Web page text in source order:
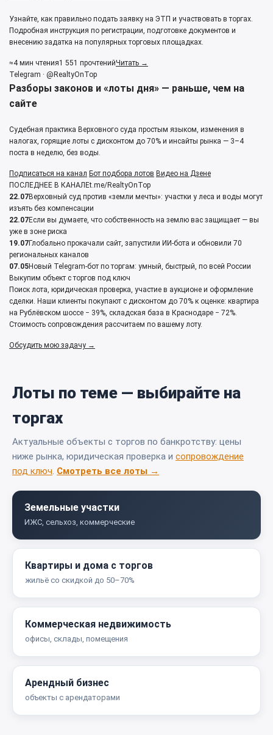
Узнайте, как правильно подать заявку на ЭТП и участвовать в торгах.
Подробная инструкция по регистрации, подготовке документов и
внесению задатка на популярных торговых площадках.
≈4 мин чтения1 551 прочтенийЧитать →
Telegram · @RealtyOnTop
Разборы законов и «лоты дня» — раньше, чем на
сайте
Судебная практика Верховного суда простым языком, изменения в
налогах, горящие лоты с дисконтом до 70% и инсайты рынка — 3–4
поста в неделю, без воды.
Подписаться на канал Бот подбора лотов Видео на Дзене
ПОСЛЕДНЕЕ В КАНАЛЕt.me/RealtyOnTop
22.07Верховный суд против «земли мечты»: участки у леса и воды могут
изъять без компенсации
22.07Если вы думаете, что собственность на землю вас защищает — вы
уже в зоне риска
19.07Глобально прокачали сайт, запустили ИИ‑бота и обновили 70
региональных каналов
07.05Новый Telegram‑бот по торгам: умный, быстрый, по всей России
Выкупим объект с торгов под ключ
Поиск лота, юридическая проверка, участие в аукционе и оформление
сделки. Наши клиенты покупают с дисконтом до 70% к оценке: квартира
на Рублёвском шоссе − 39%, складская база в Краснодаре − 72%.
Стоимость сопровождения рассчитаем по вашему лоту.
Обсудить мою задачу →
Лоты по теме — выбирайте на
торгах
Актуальные объекты с торгов по банкротству: цены
ниже рынка, юридическая проверка и сопровождение
под ключ. Смотреть все лоты →
Земельные участки
ИЖС, сельхоз, коммерческие
Квартиры и дома с торгов
жильё со скидкой до 50–70%
Коммерческая недвижимость
офисы, склады, помещения
Арендный бизнес
объекты с арендаторами